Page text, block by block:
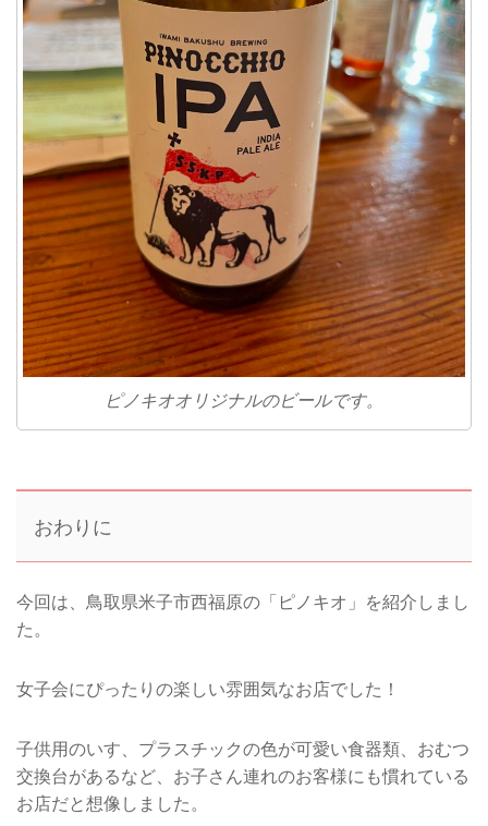
ピノキオオリジナルのビールです。
おわりに
今回は、鳥取県米子市西福原の「ピノキオ」を紹介しまし
た。
女子会にぴったりの楽しい雰囲気なお店でした！
子供用のいす、プラスチックの色が可愛い食器類、おむつ
交換台があるなど、お子さん連れのお客様にも慣れている
お店だと想像しました。